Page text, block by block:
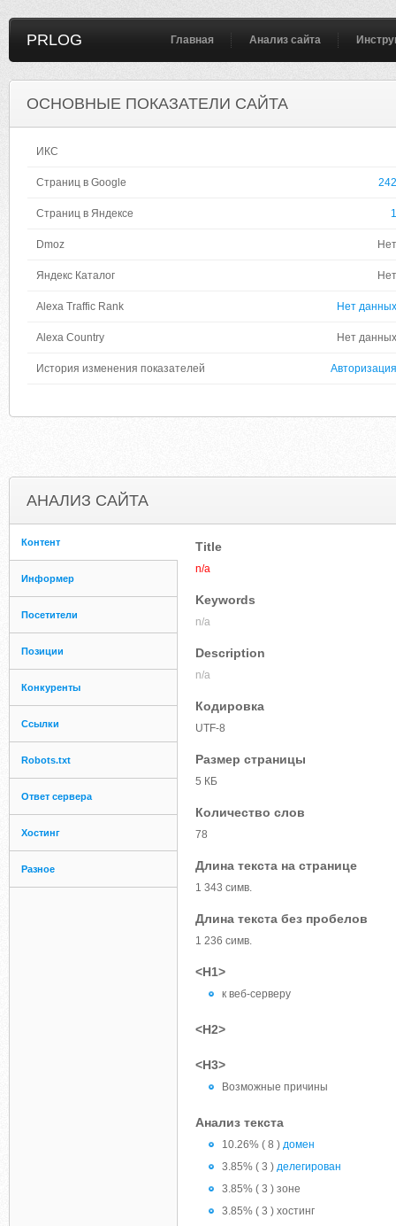
PRLOG Главная Анализ сайта
ОСНОВНЫЕ ПОКАЗАТЕЛИ САЙТА
ИКС
Страниц в Google 242
Страниц в Яндексе 1
Dmoz Нет
Яндекс Каталог Нет
Alexa Traffic Rank Нет данных
Alexa Country Нет данных
История изменения показателей Авторизация
АНАЛИЗ САЙТА
Контент
Информер
Посетители
Позиции
Конкуренты
Ссылки
Robots.txt
Ответ сервера
Хостинг
Разное
Title
n/a
Keywords
n/a
Description
n/a
Кодировка
UTF-8
Размер страницы
5 КБ
Количество слов
78
Длина текста на странице
1 343 симв.
Длина текста без пробелов
1 236 симв.
<H1>
к веб-серверу
<H2>
<H3>
Возможные причины
Анализ текста
10.26% ( 8 ) домен
3.85% ( 3 ) делегирован
3.85% ( 3 ) зоне
3.85% ( 3 ) хостинг